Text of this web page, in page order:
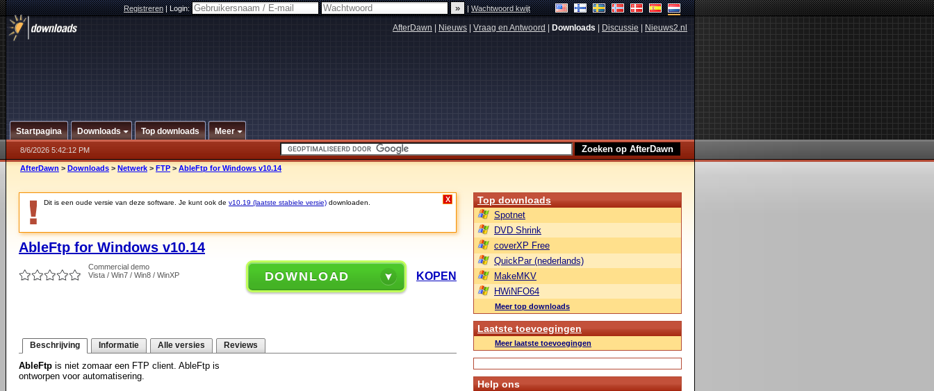
Registreren|Login: |Wachtwoord kwijt
AfterDawn Nieuws Vraag en Antwoord Downloads Discussie Nieuws2.nl
Startpagina Downloads Top downloads Meer
8/6/2026 5:42:12 PM
AfterDawn > Downloads > Netwerk > FTP > AbleFtp for Windows v10.14
Dit is een oude versie van deze software. Je kunt ook de v10.19 (laatste stabiele versie) downloaden. X
AbleFtp for Windows v10.14
Commercial demo
Vista / Win7 / Win8 / WinXP
DOWNLOAD KOPEN
Beschrijving Informatie Alle versies Reviews
AbleFtp is niet zomaar een FTP client. AbleFtp is
ontworpen voor automatisering.
Top downloads
Spotnet
DVD Shrink
coverXP Free
QuickPar (nederlands)
MakeMKV
HWiNFO64
Meer top downloads
Laatste toevoegingen
Meer laatste toevoegingen
Help ons